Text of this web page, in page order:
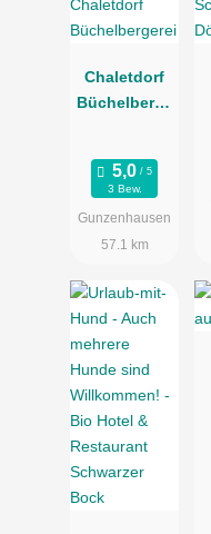
Chaletdorf
Büchelberge
3 Bew.
Gunzenhausen
57.1 km